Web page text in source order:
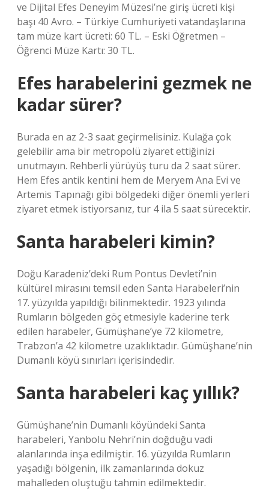
ve Dijital Efes Deneyim Müzesi’ne giriş ücreti kişi
başı 40 Avro. – Türkiye Cumhuriyeti vatandaşlarına
tam müze kart ücreti: 60 TL. – Eski Öğretmen –
Öğrenci Müze Kartı: 30 TL.
Efes harabelerini gezmek ne
kadar sürer?
Burada en az 2-3 saat geçirmelisiniz. Kulağa çok
gelebilir ama bir metropolü ziyaret ettiğinizi
unutmayın. Rehberli yürüyüş turu da 2 saat sürer.
Hem Efes antik kentini hem de Meryem Ana Evi ve
Artemis Tapınağı gibi bölgedeki diğer önemli yerleri
ziyaret etmek istiyorsanız, tur 4 ila 5 saat sürecektir.
Santa harabeleri kimin?
Doğu Karadeniz’deki Rum Pontus Devleti’nin
kültürel mirasını temsil eden Santa Harabeleri’nin
17. yüzyılda yapıldığı bilinmektedir. 1923 yılında
Rumların bölgeden göç etmesiyle kaderine terk
edilen harabeler, Gümüşhane’ye 72 kilometre,
Trabzon’a 42 kilometre uzaklıktadır. Gümüşhane’nin
Dumanlı köyü sınırları içerisindedir.
Santa harabeleri kaç yıllık?
Gümüşhane’nin Dumanlı köyündeki Santa
harabeleri, Yanbolu Nehri’nin doğduğu vadi
alanlarında inşa edilmiştir. 16. yüzyılda Rumların
yaşadığı bölgenin, ilk zamanlarında dokuz
mahalleden oluştuğu tahmin edilmektedir.